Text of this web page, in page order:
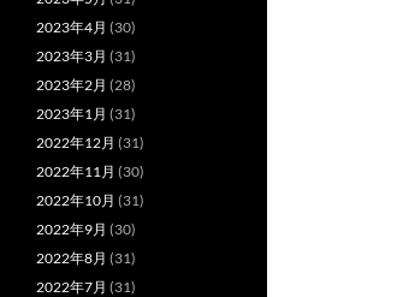
2023年4月 (30)
2023年3月 (31)
2023年2月 (28)
2023年1月 (31)
2022年12月 (31)
2022年11月 (30)
2022年10月 (31)
2022年9月 (30)
2022年8月 (31)
2022年7月 (31)